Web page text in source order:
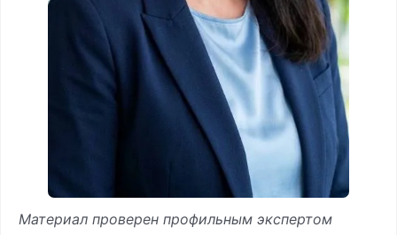
Материал проверен профильным экспертом